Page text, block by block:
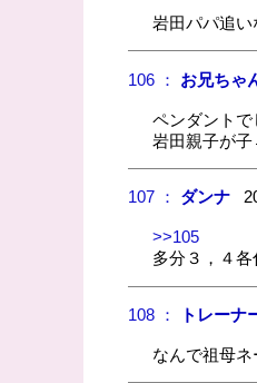
岩田パパ追い
106 ： お兄ちゃ
ペンダントで
岩田親子が
107 ： ダンナ
>>105
多分３，４
108 ： トレーナ
なんで祖母